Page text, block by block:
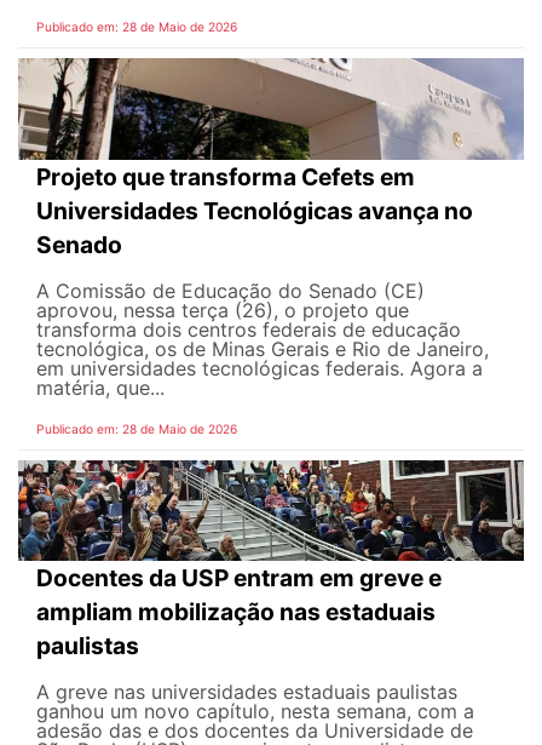
Publicado em: 28 de Maio de 2026
Projeto que transforma Cefets em
Universidades Tecnológicas avança no
Senado
A Comissão de Educação do Senado (CE)
aprovou, nessa terça (26), o projeto que
transforma dois centros federais de educação
tecnológica, os de Minas Gerais e Rio de Janeiro,
em universidades tecnológicas federais. Agora a
matéria, que...
Publicado em: 28 de Maio de 2026
Docentes da USP entram em greve e
ampliam mobilização nas estaduais
paulistas
A greve nas universidades estaduais paulistas
ganhou um novo capítulo, nesta semana, com a
adesão das e dos docentes da Universidade de